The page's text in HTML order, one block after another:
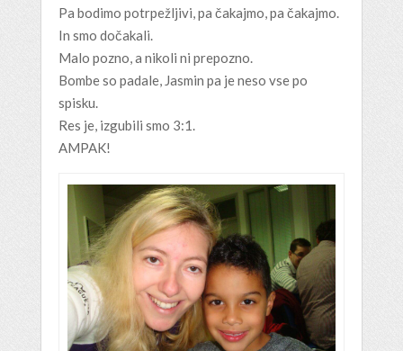
Pa bodimo potrpežljivi, pa čakajmo, pa čakajmo.
In smo dočakali.
Malo pozno, a nikoli ni prepozno.
Bombe so padale, Jasmin pa je neso vse po
spisku.
Res je, izgubili smo 3:1.
AMPAK!